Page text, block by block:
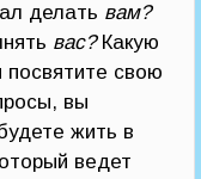
делать вам?
вас?Какую
свою
вы
жить в
ведет